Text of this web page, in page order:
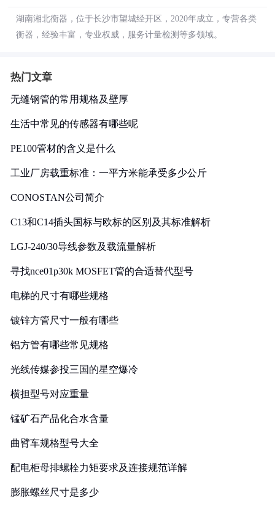
湖南湘北衡器，位于长沙市望城经开区，2020年成立，专营各类
衡器，经验丰富，专业权威，服务计量检测等多领域。
热门文章
无缝钢管的常用规格及壁厚
生活中常见的传感器有哪些呢
PE100管材的含义是什么
工业厂房载重标准：一平方米能承受多少公斤
CONOSTAN公司简介
C13和C14插头国标与欧标的区别及其标准解析
LGJ-240/30导线参数及载流量解析
寻找nce01p30k MOSFET管的合适替代型号
电梯的尺寸有哪些规格
镀锌方管尺寸一般有哪些
铝方管有哪些常见规格
光线传媒参投三国的星空爆冷
横担型号对应重量
锰矿石产品化合水含量
曲臂车规格型号大全
配电柜母排螺栓力矩要求及连接规范详解
膨胀螺丝尺寸是多少